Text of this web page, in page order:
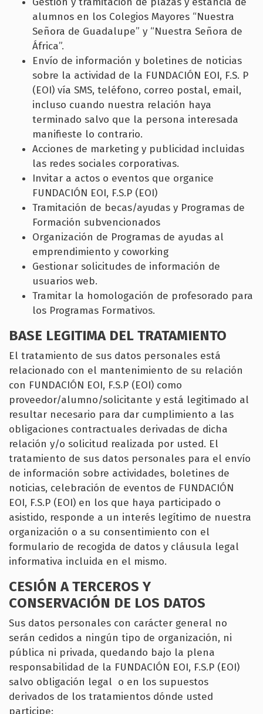
alumnos en los Colegios Mayores “Nuestra
Señora de Guadalupe” y “Nuestra Señora de
África”.
Envío de información y boletines de noticias
sobre la actividad de la FUNDACIÓN EOI, F.S. P
(EOI) vía SMS, teléfono, correo postal, email,
incluso cuando nuestra relación haya
terminado salvo que la persona interesada
manifieste lo contrario.
Acciones de marketing y publicidad incluidas
las redes sociales corporativas.
Invitar a actos o eventos que organice
FUNDACIÓN EOI, F.S.P (EOI)
Tramitación de becas/ayudas y Programas de
Formación subvencionados
Organización de Programas de ayudas al
emprendimiento y coworking
Gestionar solicitudes de información de
usuarios web.
Tramitar la homologación de profesorado para
los Programas Formativos.
BASE LEGITIMA DEL TRATAMIENTO
El tratamiento de sus datos personales está
relacionado con el mantenimiento de su relación
con FUNDACIÓN EOI, F.S.P (EOI) como
proveedor/alumno/solicitante y está legitimado al
resultar necesario para dar cumplimiento a las
obligaciones contractuales derivadas de dicha
relación y/o solicitud realizada por usted. El
tratamiento de sus datos personales para el envío
de información sobre actividades, boletines de
noticias, celebración de eventos de FUNDACIÓN
EOI, F.S.P (EOI) en los que haya participado o
asistido, responde a un interés legítimo de nuestra
organización o a su consentimiento con el
formulario de recogida de datos y cláusula legal
informativa incluida en el mismo.
CESIÓN A TERCEROS Y
CONSERVACIÓN DE LOS DATOS
Sus datos personales con carácter general no
serán cedidos a ningún tipo de organización, ni
pública ni privada, quedando bajo la plena
responsabilidad de la FUNDACIÓN EOI, F.S.P (EOI)
salvo obligación legal o en los supuestos
derivados de los tratamientos dónde usted
participe: